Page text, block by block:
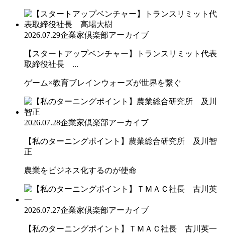
2026.07.29企業家倶楽部アーカイブ
【スタートアップベンチャー】トランスリミット代表
取締役社長 ...
ゲーム×教育ブレインウォーズが世界を繋ぐ
2026.07.28企業家倶楽部アーカイブ
【私のターニングポイント】農業総合研究所 及川智
正
農業をビジネス化するのが使命
2026.07.27企業家倶楽部アーカイブ
【私のターニングポイント】ＴＭＡＣ社長 古川英一